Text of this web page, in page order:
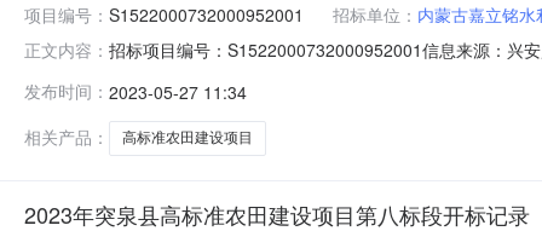
项目编号： S1522000732000952001 招标单位： 内蒙古嘉立铭
正文内容： 招标项目编号：S1522000732000952001信息来源：兴
日历天;质量要求:;保证金金额:0.00元,投标文件递交时间:
发布时间： 2023-05-27 11:34
相关产品：
高标准农田建设项目
2023年突泉县高标准农田建设项目第八标段开标记录